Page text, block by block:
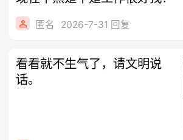
匿名 2026-7-31 回复
看看就不生气了，请文明说
话。